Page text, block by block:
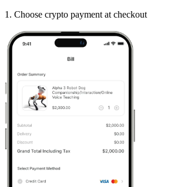
1 . Choose crypto payment at checkout